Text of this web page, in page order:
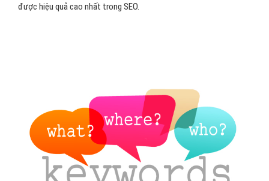
được hiệu quả cao nhất trong SEO.